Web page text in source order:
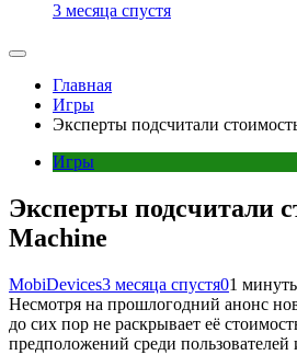
3 месяца спустя
Главная
Игры
Эксперты подсчитали
Игры
Эксперты подсчитали
Machine
MobiDevices3 месяца спустя01
Несмотря на прошлогодний анонс
до сих пор не раскрывает её
предположений среди пользователей